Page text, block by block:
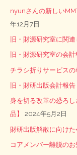
nyunさんの新しい
年12月7日
旧・財源研究室に関
旧・財源研究室の会
チラシ折りサービスの
旧・財研出版会計報告
身を切る改革の恐ろ
品】
2024年5月2日
財研出版解散に向け
コアメンバー離脱のお